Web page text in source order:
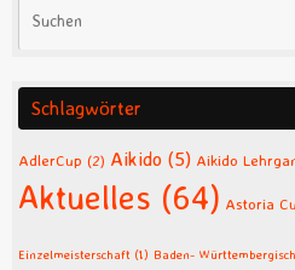
Schlagwörter
AdlerCup (2) Aikido (5) Aikido
Aktuelles (64) Astoria
Einzelmeisterschaft (1) Baden-